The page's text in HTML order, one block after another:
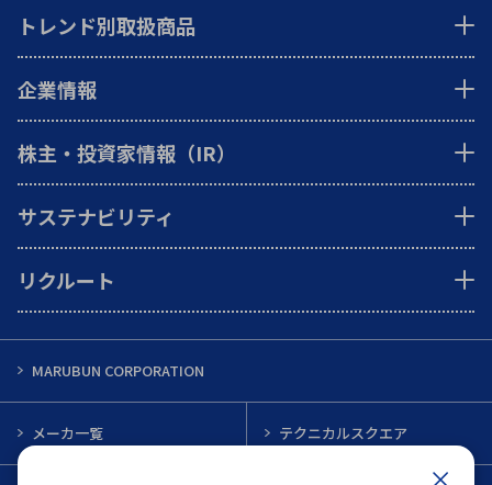
トレンド別取扱商品
企業情報
株主・投資家情報（IR）
サステナビリティ
リクルート
MARUBUN CORPORATION
メーカ一覧 テクニカルスクエア